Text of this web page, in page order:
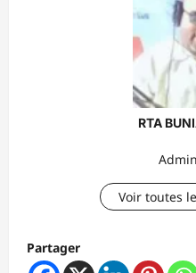
RTA
Voir toutes
Partager